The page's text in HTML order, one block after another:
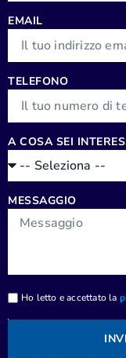
EMAIL
TELEFONO
A COSA SEI
MESSAGGIO
Ho letto e accettato la